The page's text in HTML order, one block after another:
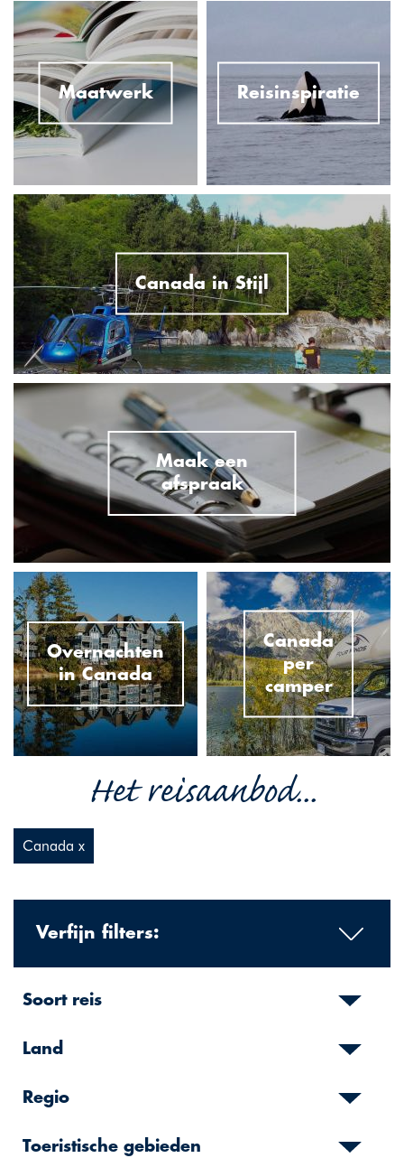
Maatwerk Reisinspiratie
Canada in Stijl
Maak een
afspraak
Overnachten
in Canada
Canada
per
camper
Het reisaanbod...
Canada x
Verfijn filters:
Soort reis
Land
Regio
Toeristische gebieden